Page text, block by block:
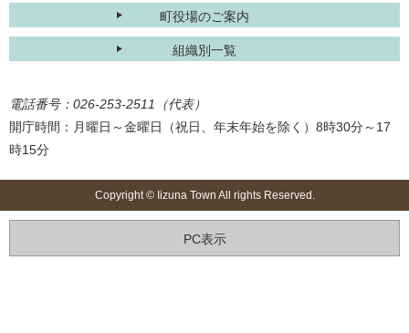
町役場のご案内
組織別一覧
電話番号：026-253-2511（代表）
開庁時間：月曜日～金曜日（祝日、年末年始を除く）8時30分～17
時15分
Copyright © Iizuna Town All rights Reserved.
PC表示